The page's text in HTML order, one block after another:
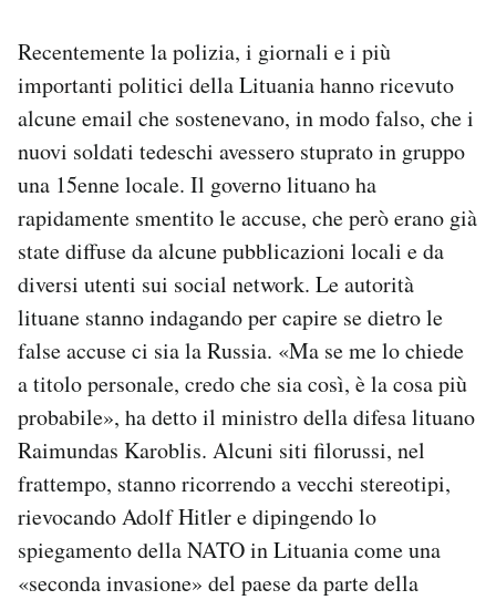
Recentemente la polizia, i giornali e i più
importanti politici della Lituania hanno ricevuto
alcune email che sostenevano, in modo falso, che i
nuovi soldati tedeschi avessero stuprato in gruppo
una 15enne locale. Il governo lituano ha
rapidamente smentito le accuse, che però erano già
state diffuse da alcune pubblicazioni locali e da
diversi utenti sui social network. Le autorità
lituane stanno indagando per capire se dietro le
false accuse ci sia la Russia. «Ma se me lo chiede
a titolo personale, credo che sia così, è la cosa più
probabile», ha detto il ministro della difesa lituano
Raimundas Karoblis. Alcuni siti filorussi, nel
frattempo, stanno ricorrendo a vecchi stereotipi,
rievocando Adolf Hitler e dipingendo lo
spiegamento della NATO in Lituania come una
«seconda invasione» del paese da parte della